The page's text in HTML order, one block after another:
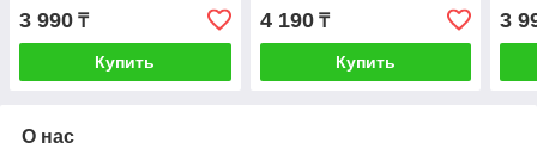
3 990 ₸
Купить
4 190₸
Купить
3
О нас